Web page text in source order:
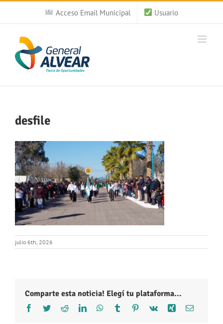
Saltar
contenido
Acceso Email Municipal Usuario
desfile
julio 6th, 2026
Comparte esta noticia! Elegí tu plataforma...
Facebook
TwitterRedditLinkedInWhatsApp
Tumblr Pinterest
Vk Xing Correo